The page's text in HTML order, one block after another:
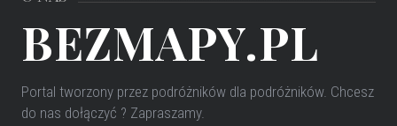
BEZMAPY.PL
Portal tworzony przez podróżników dla podróżników. Chcesz
do nas dołączyć ? Zapraszamy.